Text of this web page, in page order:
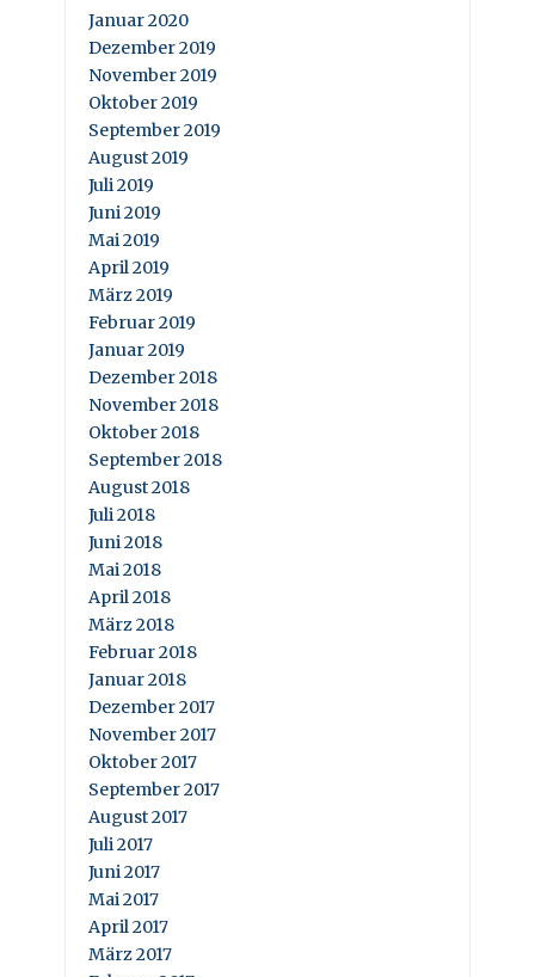
Januar 2020
Dezember 2019
November 2019
Oktober 2019
September 2019
August 2019
Juli 2019
Juni 2019
Mai 2019
April 2019
März 2019
Februar 2019
Januar 2019
Dezember 2018
November 2018
Oktober 2018
September 2018
August 2018
Juli 2018
Juni 2018
Mai 2018
April 2018
März 2018
Februar 2018
Januar 2018
Dezember 2017
November 2017
Oktober 2017
September 2017
August 2017
Juli 2017
Juni 2017
Mai 2017
April 2017
März 2017